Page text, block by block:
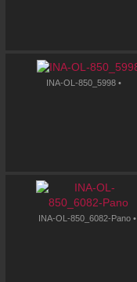
INA-OL-850_5998 •
INA-OL-850_6082-Pano •